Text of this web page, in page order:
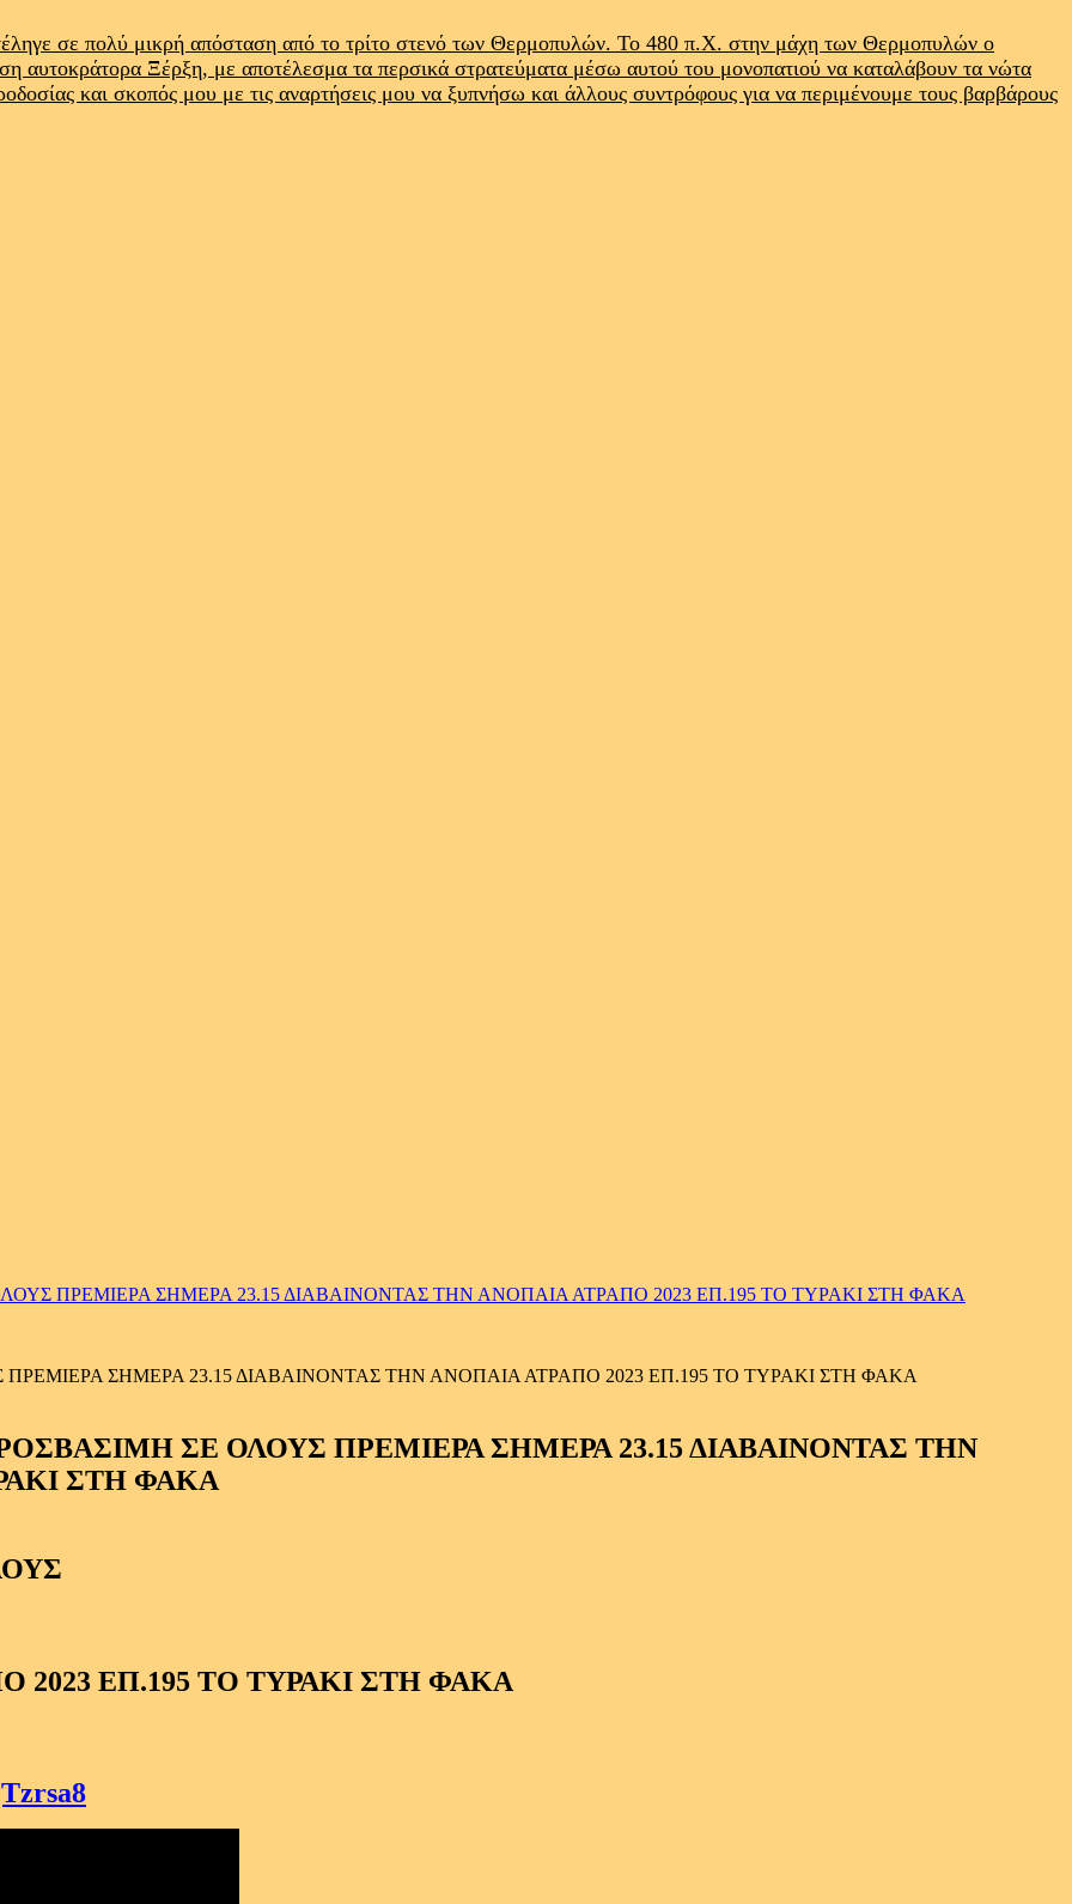
σε πολύ μικρή απόσταση από το τρίτο στενό των Θερμοπυλών. Το 480 π.Χ. στην μάχη των Θερμοπυλών ο
αυτοκράτορα Ξέρξη, με αποτέλεσμα τα περσικά στρατεύματα μέσω αυτού του μονοπατιού να καταλάβουν τα νώτα
και σκοπός μου με τις αναρτήσεις μου να ξυπνήσω και άλλους συντρόφους για να περιμένουμε τους βαρβάρους
ΠΡΕΜΙΕΡΑ ΣΗΜΕΡΑ 23.15 ΔΙΑΒΑΙΝΟΝΤΑΣ ΤΗΝ ΑΝΟΠΑΙΑ ΑΤΡΑΠΟ 2023 ΕΠ.195 ΤΟ ΤΥΡΑΚΙ ΣΤΗ ΦΑΚΑ
ΣΗΜΕΡΑ 23.15 ΔΙΑΒΑΙΝΟΝΤΑΣ ΤΗΝ ΑΝΟΠΑΙΑ ΑΤΡΑΠΟ 2023 ΕΠ.195 ΤΟ ΤΥΡΑΚΙ ΣΤΗ ΦΑΚΑ
2023 ΕΠ.195 ΤΟ ΤΥΡΑΚΙ ΣΤΗ ΦΑΚΑ